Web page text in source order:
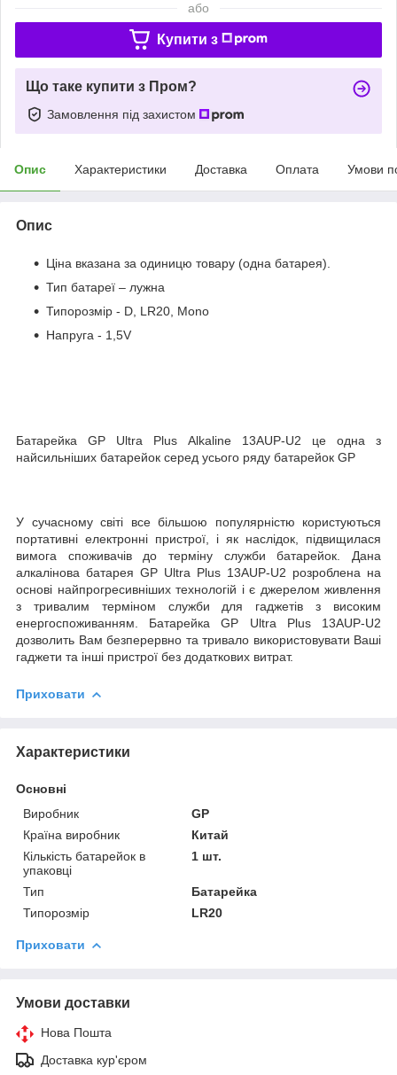
або
Купити з
Що таке купити з Пром?
Замовлення під захистом
Опис Характеристики Доставка Оплата Умови
Опис
Ціна вказана за одиницю товару (одна батарея).
Тип батареї – лужна
Типорозмір - D, LR20, Mono
Напруга - 1,5V
Батарейка GP Ultra Plus Alkaline 13AUP-U2 це одна з
найсильніших батарейок серед усього ряду батарейок GP
У сучасному світі все більшою популярністю користуються
портативні електронні пристрої, і як наслідок, підвищилася
вимога споживачів до терміну служби батарейок. Дана
алкалінова батарея GP Ultra Plus 13AUP-U2 розроблена на
основі найпрогресивніших технологій і є джерелом живлення
з тривалим терміном служби для гаджетів з високим
енергоспоживанням. Батарейка GP Ultra Plus 13AUP-U2
дозволить Вам безперервно та тривало використовувати Ваші
гаджети та інші пристрої без додаткових витрат.
Приховати
Характеристики
Основні
Виробник
GP
Країна виробник
Китай
Кількість батарейок в
упаковці
1 шт.
Тип
Батарейка
Типорозмір
LR20
Приховати
Умови доставки
Нова Пошта
Доставка кур'єром